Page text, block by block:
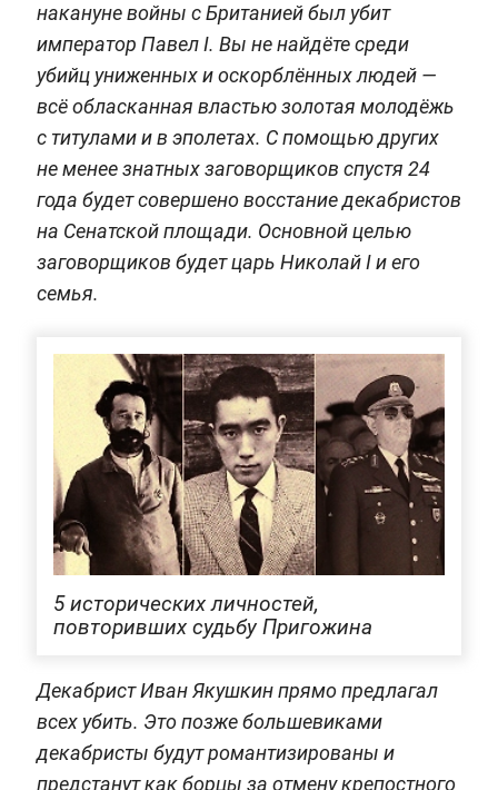
накануне войны с Британией был убит
император Павел I. Вы не найдёте среди
убийц униженных и оскорблённых людей —
всё обласканная властью золотая молодёжь
с титулами и в эполетах. С помощью других
не менее знатных заговорщиков спустя 24
года будет совершено восстание декабристов
на Сенатской площади. Основной целью
заговорщиков будет царь Николай I и его
семья.
5 исторических личностей,
повторивших судьбу Пригожина
Декабрист Иван Якушкин прямо предлагал
всех убить. Это позже большевиками
декабристы будут романтизированы и
предстанут как борцы за отмену крепостного